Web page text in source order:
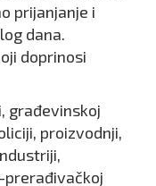
prijanjanje i
dana.
doprinosi
građevinskoj
proizvodnji,